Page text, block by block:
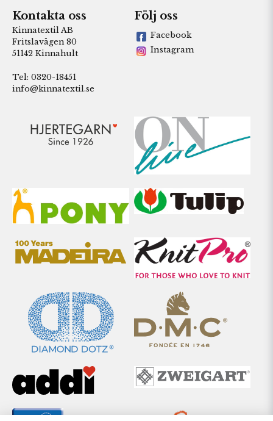
Kontakta oss
Kinnatextil AB
Fritslavägen 80
51142 Kinnahult
Tel: 0320-18451
info@kinnatextil.se
Följ oss
Facebook
Instagram